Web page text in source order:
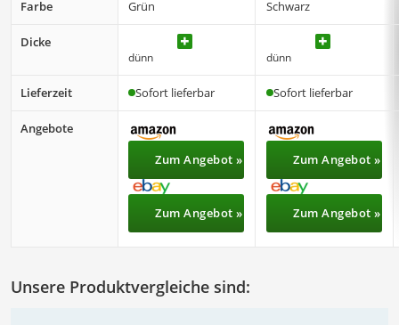
Farbe Grün Schwarz
Dicke
dünn dünn
Lieferzeit Sofort lieferbar Sofort lieferbar
Angebote
Zum Angebot »
Zum Angebot »
Zum Angebot »
Zum Angebot »
Unsere Produktvergleiche sind: